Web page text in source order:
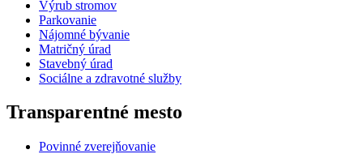
Výrub stromov
Parkovanie
Nájomné bývanie
Matričný úrad
Stavebný úrad
Sociálne a zdravotné služby
Transparentné mesto
Povinné zverejňovanie